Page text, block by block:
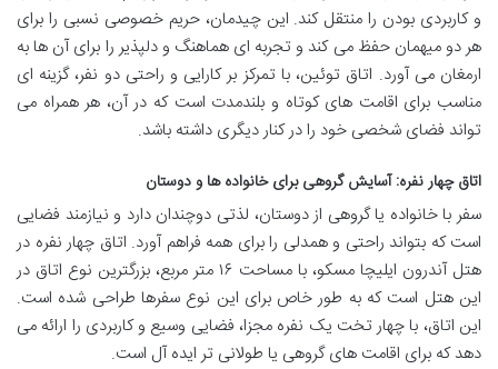
و کاربردی بودن را منتقل کند. این چیدمان، حریم خصوصی نسبی را برای
هر دو میهمان حفظ می کند و تجربه ای هماهنگ و دلپذیر را برای آن ها به
ارمغان می آورد. اتاق توئین، با تمرکز بر کارایی و راحتی دو نفر، گزینه ای
مناسب برای اقامت های کوتاه و بلندمدت است که در آن، هر همراه می
تواند فضای شخصی خود را در کنار دیگری داشته باشد.
اتاق چهار نفره: آسایش گروهی برای خانواده ها و دوستان
سفر با خانواده یا گروهی از دوستان، لذتی دوچندان دارد و نیازمند فضایی
است که بتواند راحتی و همدلی را برای همه فراهم آورد. اتاق چهار نفره در
هتل آندرون ایلیچا مسکو، با مساحت ۱۶ متر مربع، بزرگترین نوع اتاق در
این هتل است که به طور خاص برای این نوع سفرها طراحی شده است.
این اتاق، با چهار تخت یک نفره مجزا، فضایی وسیع و کاربردی را ارائه می
دهد که برای اقامت های گروهی یا طولانی تر ایده آل است.